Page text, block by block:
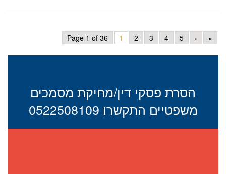
Page 1 of 36 1 2 3 4 5 › »
הסרת פסקי דין/מחיקת מסמכים
משפטיים התקשרו 0522508109